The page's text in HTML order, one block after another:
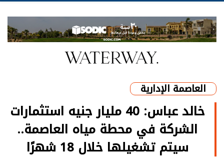
العاصمة الإدارية
خالد عباس: 40 مليار جنيه استثمارات
الشركة في محطة مياه العاصمة..
سيتم تشغيلها خلال 18 شهرًا